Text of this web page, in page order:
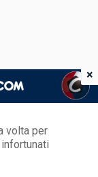
volta per
×